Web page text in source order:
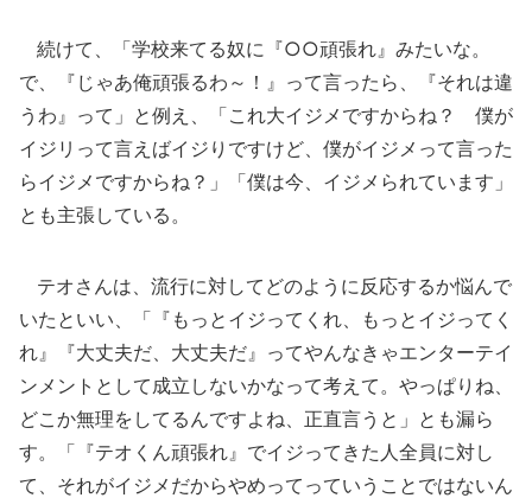
続けて、「学校来てる奴に『○○頑張れ』みたいな。
で、『じゃあ俺頑張るわ～！』って言ったら、『それは違
うわ』って」と例え、「これ大イジメですからね？ 僕が
イジリって言えばイジりですけど、僕がイジメって言った
らイジメですからね？」「僕は今、イジメられています」
とも主張している。
テオさんは、流行に対してどのように反応するか悩んで
いたといい、「『もっとイジってくれ、もっとイジってく
れ』『大丈夫だ、大丈夫だ』ってやんなきゃエンターテイ
ンメントとして成立しないかなって考えて。やっぱりね、
どこか無理をしてるんですよね、正直言うと」とも漏ら
す。「『テオくん頑張れ』でイジってきた人全員に対し
て、それがイジメだからやめってっていうことではないん